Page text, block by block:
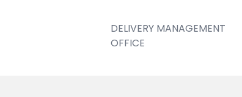
DELIVERY MANAGEMENT
OFFICE